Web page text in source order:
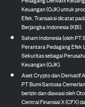
Keuangan (OJK) untuk
Efek. Transaksi dicatat
Berjangka Indonesia (KBI).
Saham Indonesia (oleh PT
Perantara Pedagang Efek
Sekuritas sebagai
Keuangan (OJK).
Aset Crypto dan Derivatif
PT Bumi Santosa
berizin dan diawasi oleh
Central Finansial X (CFX)